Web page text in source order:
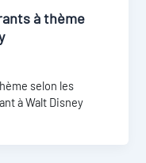
à thème
selon les
à Walt Disney